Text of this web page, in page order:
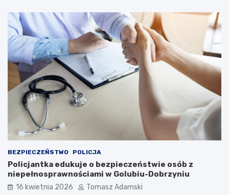
BEZPIECZEŃSTWO POLICJA
Policjantka edukuje o bezpieczeństwie osób z
niepełnosprawnościami w Golubiu-Dobrzyniu
16 kwietnia 2026 Tomasz Adamski